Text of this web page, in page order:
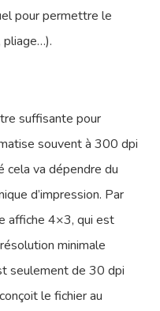
pour permettre le
pliage…).
suffisante pour
souvent à 300 dpi
cela va dépendre du
d’impression. Par
affiche 4×3, qui est
minimale
seulement de 30 dpi
le fichier au